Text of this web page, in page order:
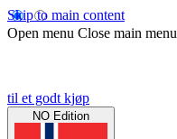
Skip to main content
Open menu Close main menu
til et godt kjøp
NO Edition